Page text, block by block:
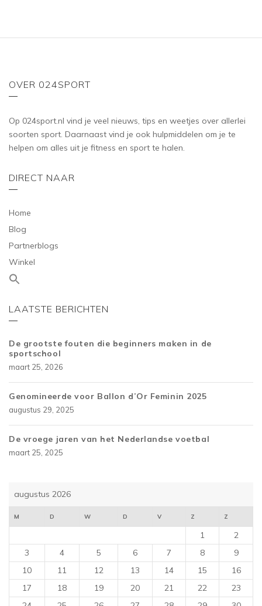
OVER 024SPORT
Op 024sport.nl vind je veel nieuws, tips en weetjes over allerlei
soorten sport. Daarnaast vind je ook hulpmiddelen om je te
helpen om alles uit je fitness en sport te halen.
DIRECT NAAR
Home
Blog
Partnerblogs
Winkel
LAATSTE BERICHTEN
De grootste fouten die beginners maken in de
sportschool
maart 25, 2026
Genomineerde voor Ballon d’Or Feminin 2025
augustus 29, 2025
De vroege jaren van het Nederlandse voetbal
maart 25, 2025
augustus 2026
M D W D V Z Z
1
2
3
4 5 6 7 8
9
10
11 12 13 14 15
16
17
18 19 20 21 22
23